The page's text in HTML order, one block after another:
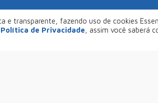
© Copyright 2026Aliança
e transparente, fazendo uso de cookies
Política de Privacidade , assim você saberá